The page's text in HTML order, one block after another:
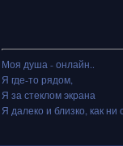
Моя душа - онлайн..
Я где-то рядом,
Я за стеклом экрана
Я далеко и близко, как ни